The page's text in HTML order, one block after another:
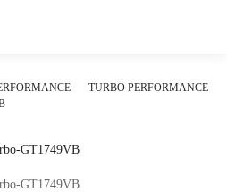
TURBO PERFORMANCE